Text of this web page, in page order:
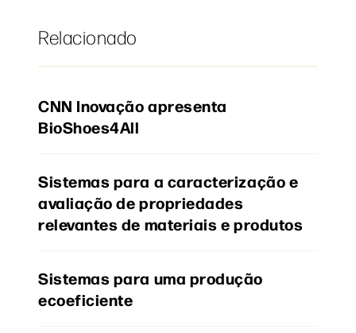
Relacionado
CNN Inovação apresenta
BioShoes4All
Sistemas para a caracterização e
avaliação de propriedades
relevantes de materiais e produtos
Sistemas para uma produção
ecoeficiente